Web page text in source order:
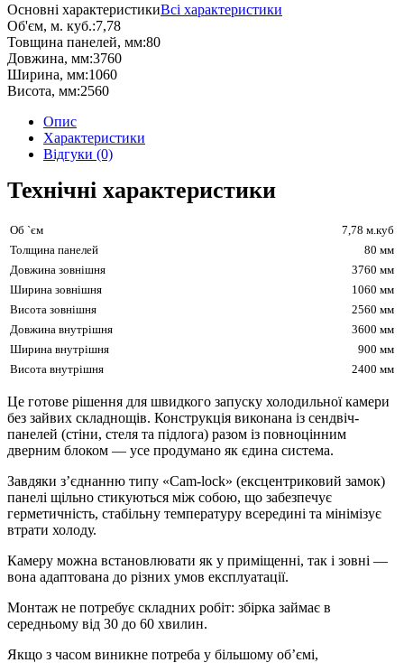
Основні характеристикиВсі характеристики
Об'єм, м. куб.:7,78
Товщина панелей, мм:80
Довжина, мм:3760
Ширина, мм:1060
Висота, мм:2560
Опис
Характеристики
Відгуки (0)
Технічні характеристики
Об `єм
7,78 м.куб
Толщина панелей
80 мм
Довжина зовнішня
3760 мм
Ширина зовнішня
1060 мм
Висота зовнішня
2560 мм
Довжина внутрішня
3600 мм
Ширина внутрішня
900 мм
Висота внутрішня
2400 мм
Це готове рішення для швидкого запуску холодильної камери
без зайвих складнощів. Конструкція виконана із сендвіч-
панелей (стіни, стеля та підлога) разом із повноцінним
дверним блоком — усе продумано як єдина система.
Завдяки з’єднанню типу «Cam-lock» (ексцентриковий замок)
панелі щільно стикуються між собою, що забезпечує
герметичність, стабільну температуру всередині та мінімізує
втрати холоду.
Камеру можна встановлювати як у приміщенні, так і зовні —
вона адаптована до різних умов експлуатації.
Монтаж не потребує складних робіт: збірка займає в
середньому від 30 до 60 хвилин.
Якщо з часом виникне потреба у більшому об’ємі,